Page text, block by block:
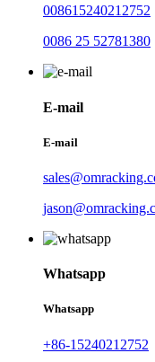
008615240212752
0086 25 52781380
E-mail
E-mail
Whatsapp
Whatsapp
+86-15240212752